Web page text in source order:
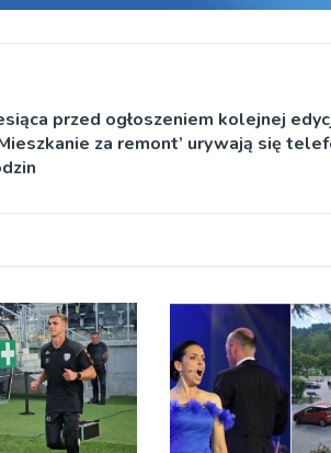
przed ogłoszeniem kolejnej
za remont’ urywają się